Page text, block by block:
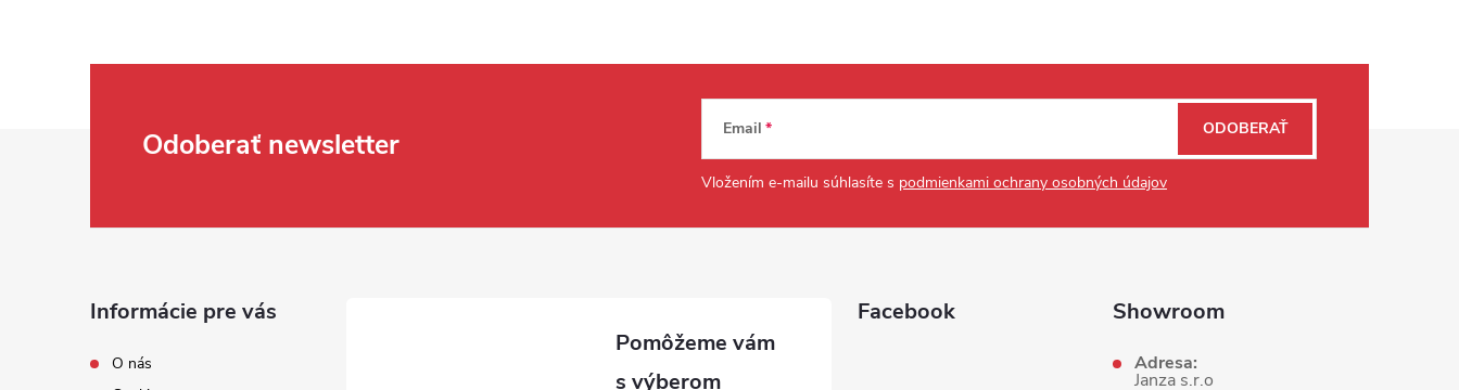
Odoberať newsletter Email
Vložením e-mailu súhlasíte s podmienkami ochrany osobných údajov
ODOBERAŤ
Informácie pre vás
O nás
Facebook Showroom
Adresa:
Janza s.r.o